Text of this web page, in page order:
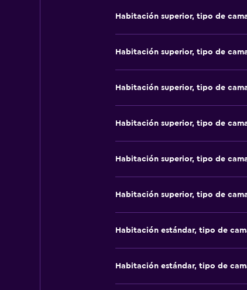
Habitación superior, tipo de
Habitación superior, tipo de
Habitación superior, tipo de
Habitación superior, tipo de
Habitación superior, tipo de
Habitación superior, tipo de
Habitación estándar, tipo de
Habitación estándar, tipo de